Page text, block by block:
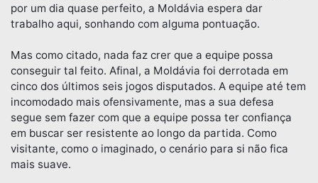
por um dia quase perfeito, a Moldávia espera dar
trabalho aqui, sonhando com alguma pontuação.
Mas como citado, nada faz crer que a equipe possa
conseguir tal feito. Afinal, a Moldávia foi derrotada em
cinco dos últimos seis jogos disputados. A equipe até tem
incomodado mais ofensivamente, mas a sua defesa
segue sem fazer com que a equipe possa ter confiança
em buscar ser resistente ao longo da partida. Como
visitante, como o imaginado, o cenário para si não fica
mais suave.